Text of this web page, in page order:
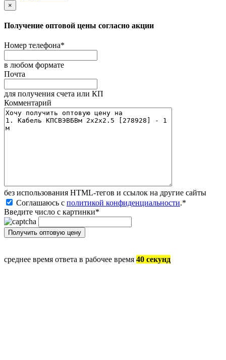
×
Получение оптовой цены согласно акции
Номер телефона*
в любом формате
Почта
для получения счета или КП
Комментарий
без иcпользования HTML-тегов и ссылок на другие сайты
Соглашаюсь с политикой конфиденциальности.*
Введите число с картинки*
среднее время ответа в рабочее время 40 секунд